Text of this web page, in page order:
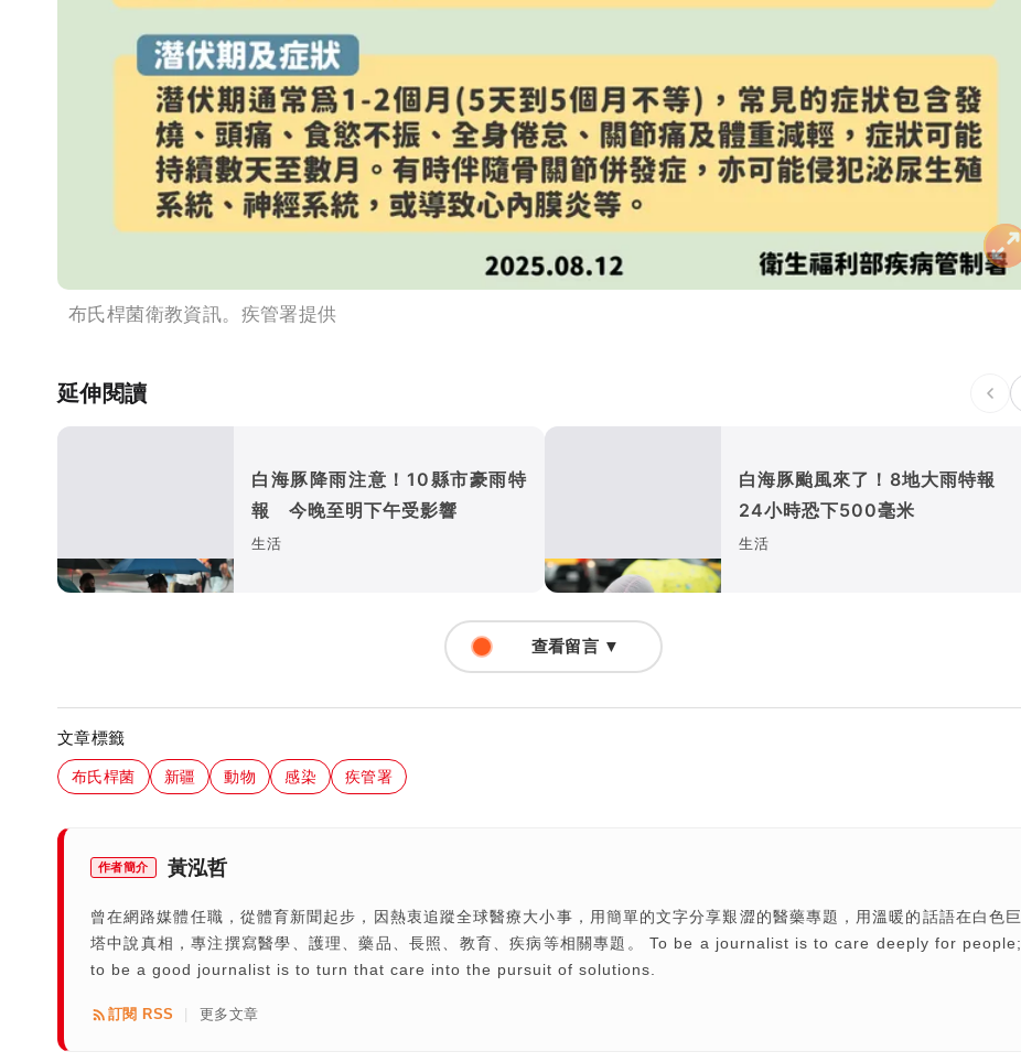
布氏桿菌衛教資訊。疾管署提供
延伸閱讀
白海豚降雨注意！10縣市豪雨特
報 今晚至明下午受影響
生活
白海豚颱風來了！8地大雨特報
24小時恐下500毫米
生活
查看留言 ▼
文章標籤
布氏桿菌 新疆 動物 感染 疾管署
作者簡介 黃泓哲
曾在網路媒體任職，從體育新聞起步，因熱衷追蹤全球醫療大小事，用簡單的文字分享艱澀的醫藥專題，用溫暖的話語在白色巨
塔中說真相，專注撰寫醫學、護理、藥品、長照、教育、疾病等相關專題。 To be a journalist is to care deeply for people;
to be a good journalist is to turn that care into the pursuit of solutions.
訂閱 RSS 更多文章